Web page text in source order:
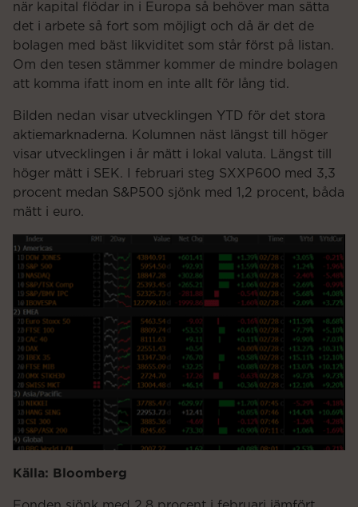
när kapital flödar in i Europa så behöver man sätta
det i arbete så fort som möjligt och då är det de
bolagen med bäst likviditet som står först på listan.
Om den tesen stämmer kommer de mindre bolagen
att komma ifatt inom en inte allt för lång tid.
Bilden nedan visar utvecklingen YTD för det stora
aktiemarknaderna. Kolumnen näst längst till höger
visar utvecklingen i år mätt i lokal valuta. Längst till
höger mätt i SEK. I februari steg SXXP600 med 3,3
procent medan S&P500 sjönk med 1,2 procent, båda
mätt i euro.
Källa: Bloomberg